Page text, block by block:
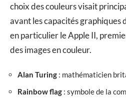
choix des couleurs visait
avant les capacités graphiques
en particulier le Apple II,
des images en couleur.
Alan Turing : mathématicien
Rainbow flag : symbole de la